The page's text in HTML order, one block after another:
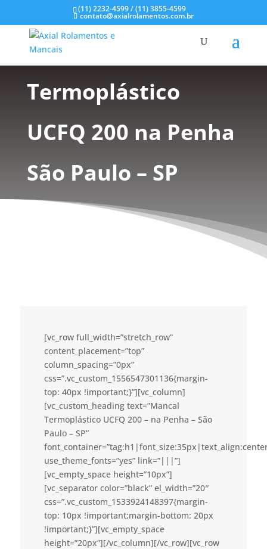
(11) 2232-4599 / (11) 3855-4599
contato@axialrolamentos.com.br
Mancal
Termoplástico
UCFQ 200 na Penha
São Paulo – SP
[vc_row full_width=”stretch_row”
content_placement=”top”
column_spacing=”0px”
css=”.vc_custom_1556547301136{margin-
top: 40px !important;}”][vc_column]
[vc_custom_heading text=”Mancal
Termoplástico UCFQ 200 – na Penha – São
Paulo – SP”
use_theme_fonts=”yes” link=”|||”]
[vc_empty_space height=”10px”]
[vc_separator color=”black” el_width=”20″
css=”.vc_custom_1533924148397{margin-
top: 10px !important;margin-bottom: 20px
!important;}”][vc_empty_space
height=”20px”][/vc_column][/vc_row][vc_row